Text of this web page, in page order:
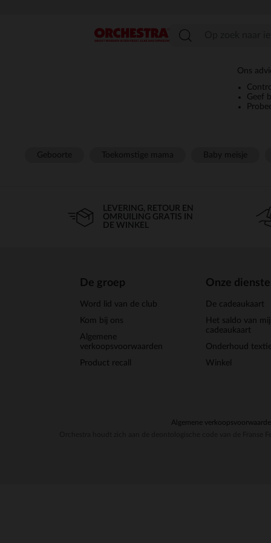
menu
Ons
Geef
LEVERING, RETOUR EN
OMRUILING GRATIS IN
DE WINKEL
De groep
Word lid van de club
Kom bij ons
Algemene
verkoopsvoorwaarden
Product recall
Onze
De cadeaukaart
Het saldo van
cadeaukaart
Onderhoud
Winkel
Algemene